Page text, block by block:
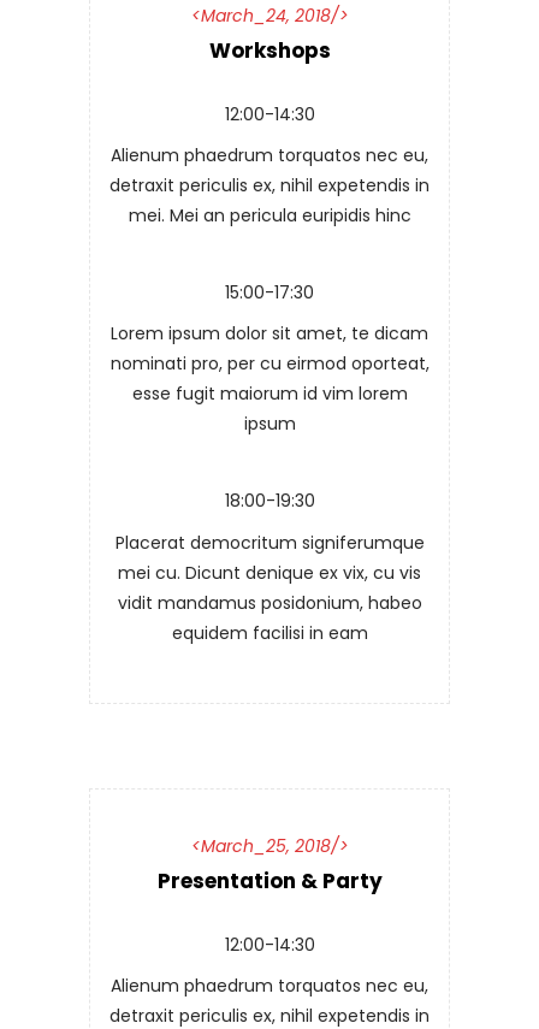
March_24, 2018
Workshops
12:00-14:30
Alienum phaedrum torquatos nec eu,
detraxit periculis ex, nihil expetendis in
mei. Mei an pericula euripidis hinc
15:00-17:30
Lorem ipsum dolor sit amet, te dicam
nominati pro, per cu eirmod oporteat,
esse fugit maiorum id vim lorem
ipsum
18:00-19:30
Placerat democritum signiferumque
mei cu. Dicunt denique ex vix, cu vis
vidit mandamus posidonium, habeo
equidem facilisi in eam
March_25, 2018
Presentation & Party
12:00-14:30
Alienum phaedrum torquatos nec eu,
detraxit periculis ex, nihil expetendis in